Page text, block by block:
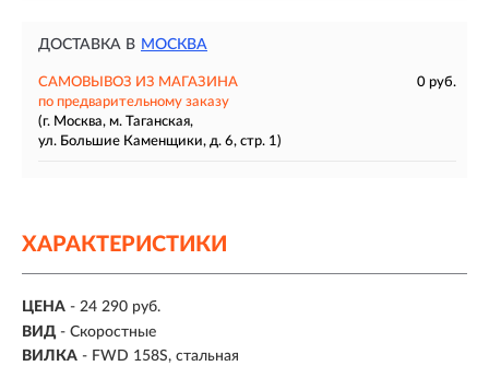
ДОСТАВКА В МОСКВА
САМОВЫВОЗ ИЗ МАГАЗИНА
0 руб.
по предварительному заказу
(г. Москва, м. Таганская,
ул. Большие Каменщики, д. 6, стр. 1)
ХАРАКТЕРИСТИКИ
ЦЕНА - 24 290 руб.
ВИД - Скоростные
ВИЛКА - FWD 158S, стальная